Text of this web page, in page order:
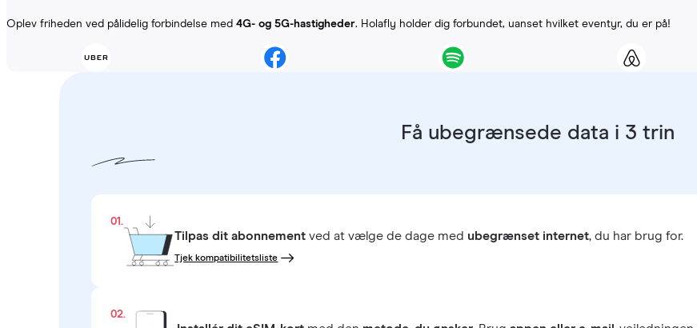
Oplev friheden ved pålidelig forbindelse med 4G- og 5G-hastigheder. Holafly holder dig forbundet, uanset hvilket eventyr, du er på!
Få ubegrænsede data i 3 trin
01.
Tilpas dit abonnement ved at vælge de dage med ubegrænset internet, du har brug for.
Tjek kompatibilitetsliste
02.